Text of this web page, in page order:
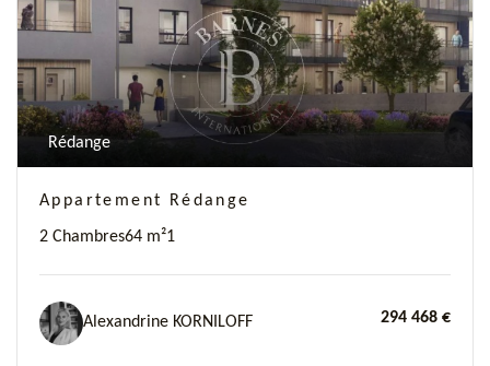
Rédange
Appartement Rédange
2 Chambres64 m²1
Alexandrine KORNILOFF 294 468 €